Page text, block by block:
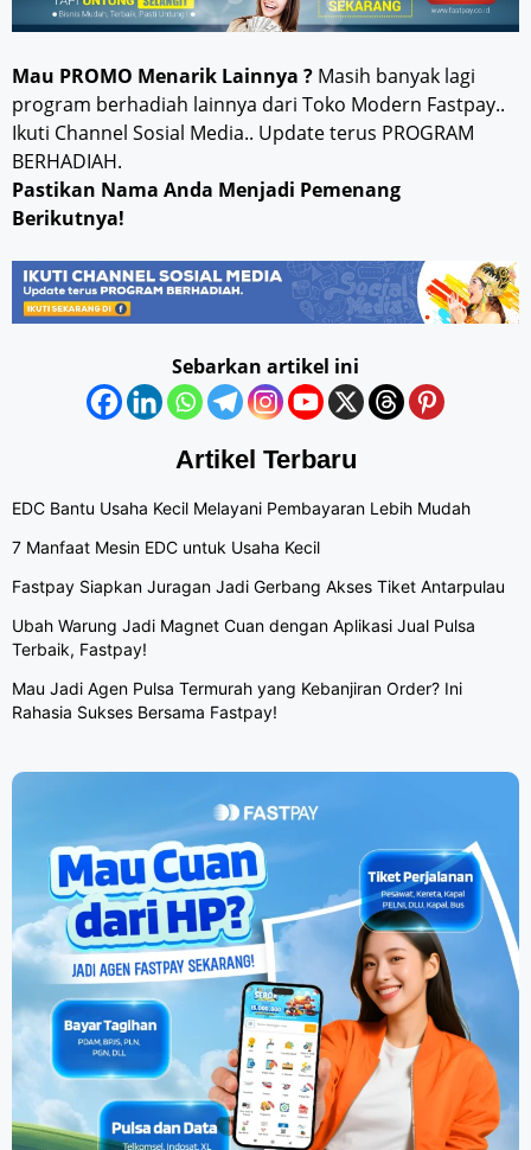
Mau PROMO Menarik Lainnya ? Masih banyak lagi
program berhadiah lainnya dari Toko Modern Fastpay..
Ikuti Channel Sosial Media.. Update terus PROGRAM
BERHADIAH.
Pastikan Nama Anda Menjadi Pemenang
Berikutnya!
Sebarkan artikel ini
Artikel Terbaru
EDC Bantu Usaha Kecil Melayani Pembayaran Lebih Mudah
7 Manfaat Mesin EDC untuk Usaha Kecil
Fastpay Siapkan Juragan Jadi Gerbang Akses Tiket Antarpulau
Ubah Warung Jadi Magnet Cuan dengan Aplikasi Jual Pulsa
Terbaik, Fastpay!
Mau Jadi Agen Pulsa Termurah yang Kebanjiran Order? Ini
Rahasia Sukses Bersama Fastpay!